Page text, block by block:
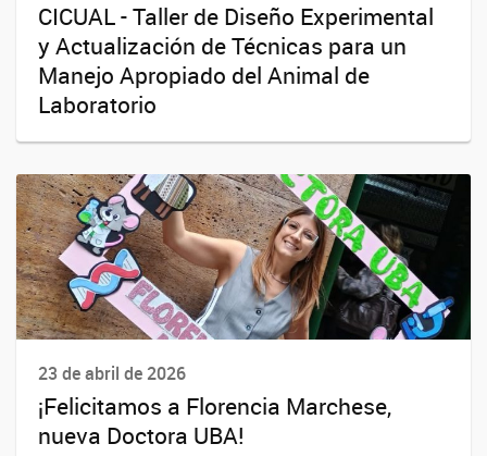
CICUAL - Taller de Diseño Experimental
y Actualización de Técnicas para un
Manejo Apropiado del Animal de
Laboratorio
23 de abril de 2026
¡Felicitamos a Florencia Marchese,
nueva Doctora UBA!